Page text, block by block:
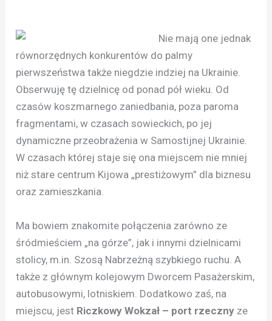
Nie mają one jednak
równorzędnych konkurentów do palmy
pierwszeństwa także niegdzie indziej na Ukrainie.
Obserwuję tę dzielnicę od ponad pół wieku. Od
czasów koszmarnego zaniedbania, poza paroma
fragmentami, w czasach sowieckich, po jej
dynamiczne przeobrażenia w Samostijnej Ukrainie.
W czasach której staje się ona miejscem nie mniej
niż stare centrum Kijowa „prestiżowym” dla biznesu
oraz zamieszkania.
Ma bowiem znakomite połączenia zarówno ze
śródmieściem „na górze”, jak i innymi dzielnicami
stolicy, m.in. Szosą Nabrzeżną szybkiego ruchu. A
także z głównym kolejowym Dworcem Pasażerskim,
autobusowymi, lotniskiem. Dodatkowo zaś, na
miejscu, jest Riczkowy Wokzał – port rzeczny ze